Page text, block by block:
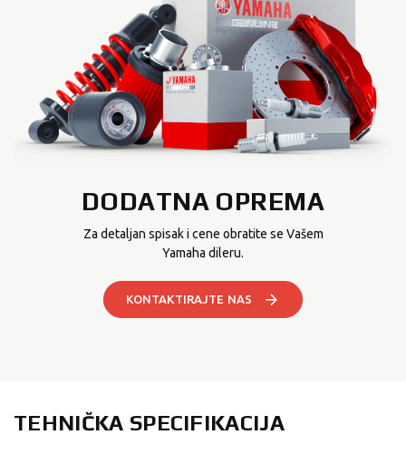
DODATNA OPREMA
Za detaljan spisak i cene obratite se Vašem
Yamaha dileru.
KONTAKTIRAJTE NAS
TEHNIČKA SPECIFIKACIJA